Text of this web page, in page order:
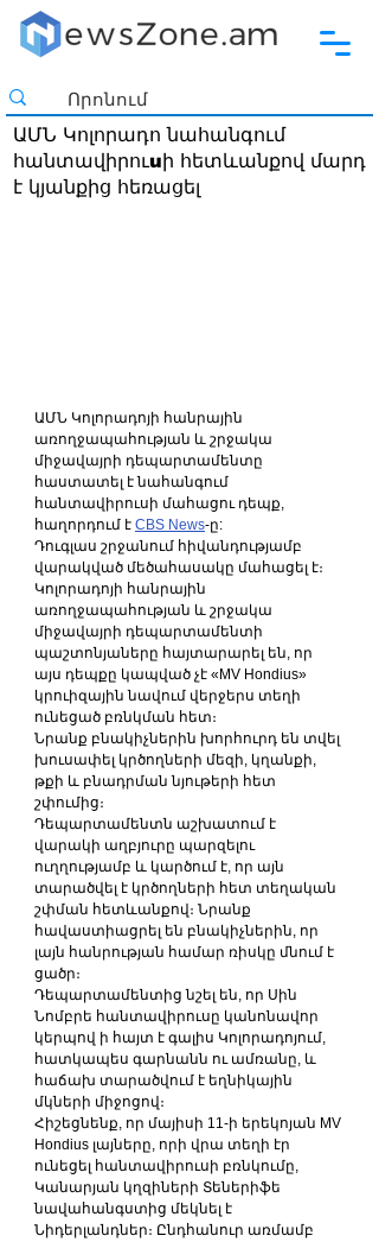
ԱՄՆ Կոլորադո նահանգում
հանտավիրուuի հետևանքով մարդ
է կյանքից հեռացել
ԱՄՆ Կոլորադոյի հանրային
առողջապահության և շրջակա
միջավայրի դեպարտամենտը
հաստատել է նահանգում
հանտավիրուսի մահացու դեպք,
հաղորդում է CBS News-ը:
Դուգլաս շրջանում հիվանդությամբ
վարակված մեծահասակը մահացել է։
Կոլորադոյի հանրային
առողջապահության և շրջակա
միջավայրի դեպարտամենտի
պաշտոնյաները հայտարարել են, որ
այս դեպքը կապված չէ «MV Hondius»
կրուիզային նավում վերջերս տեղի
ունեցած բռնկման հետ։
Նրանք բնակիչներին խորհուրդ են տվել
խուսափել կրծողների մեզի, կղանքի,
թքի և բնադրման նյութերի հետ
շփումից։
Դեպարտամենտն աշխատում է
վարակի աղբյուրը պարզելու
ուղղությամբ և կարծում է, որ այն
տարածվել է կրծողների հետ տեղական
շփման հետևանքով։ Նրանք
հավաստիացրել են բնակիչներին, որ
լայն հանրության համար ռիսկը մնում է
ցածր։
Դեպարտամենտից նշել են, որ Սին
Նոմբրե հանտավիրուսը կանոնավոր
կերպով ի հայտ է գալիս Կոլորադոյում,
հատկապես գարնանն ու ամռանը, և
հաճախ տարածվում է եղնիկային
մկների միջոցով։
Հիշեցնենք, որ մայիսի 11-ի երեկոյան MV
Hondius լայները, որի վրա տեղի էր
ունեցել հանտավիրուսի բռնկումը,
Կանարյան կղզիների Տեներիֆե
նավահանգստից մեկնել է
Նիդերլանդներ։ Ընդհանուր առմամբ